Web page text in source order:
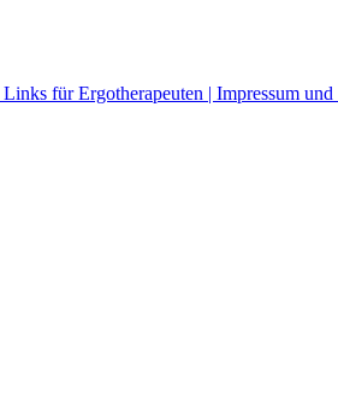
Links für Ergotherapeuten | Impressum